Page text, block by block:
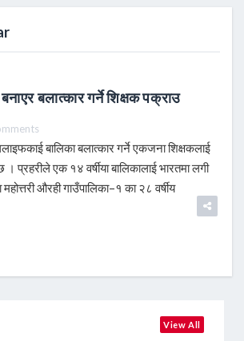
बलात्कार गर्ने शिक्षक पक्राउ
बालिका बलात्कार गर्ने एकजना शिक्षकलाई
प्रहरीले एक १४ वर्षीया बालिकालाई भारतमा लगी
औरही गाउँपालिका–१ का २८ वर्षीय
View All